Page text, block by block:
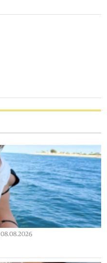
08.08.2026